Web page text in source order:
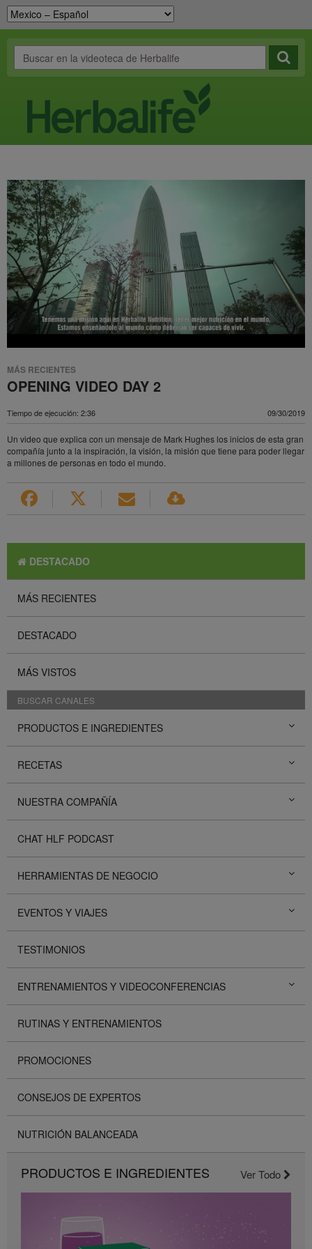
MÁS RECIENTES
OPENING VIDEO DAY 2
Tiempo de ejecución: 2:36 09/30/2019
Un video que explica con un mensaje de Mark Hughes los inicios de esta gran
compañía junto a la inspiración, la visión, la misión que tiene para poder llegar
a millones de personas en todo el mundo.
DESTACADO
MÁS RECIENTES
DESTACADO
MÁS VISTOS
BUSCAR CANALES
PRODUCTOS E INGREDIENTES
RECETAS
NUESTRA COMPAÑÍA
CHAT HLF PODCAST
HERRAMIENTAS DE NEGOCIO
EVENTOS Y VIAJES
TESTIMONIOS
ENTRENAMIENTOS Y VIDEOCONFERENCIAS
RUTINAS Y ENTRENAMIENTOS
PROMOCIONES
CONSEJOS DE EXPERTOS
NUTRICIÓN BALANCEADA
PRODUCTOS E INGREDIENTES Ver Todo